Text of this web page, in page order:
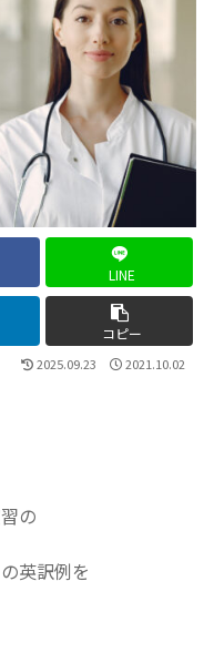
LINE
コピー
2025.09.23 2021.10.02
の
英訳例を